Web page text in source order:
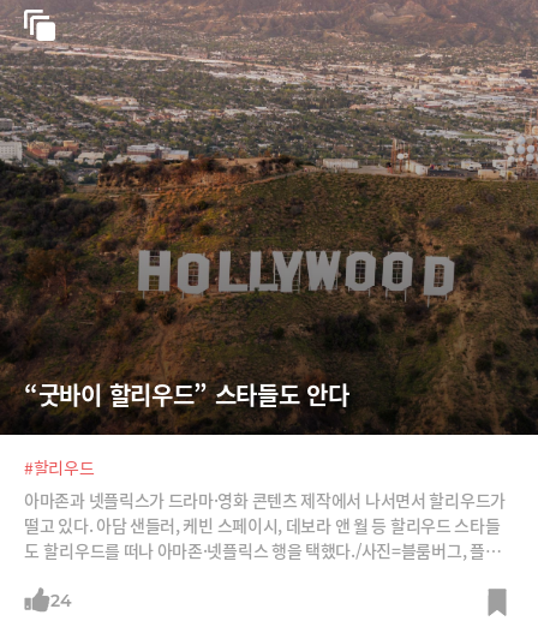
“굿바이 할리우드” 스타들도 안다
#할리우드
아마존과 넷플릭스가 드라마·영화 콘텐츠 제작에서 나서면서 할리우드가
떨고 있다. 아담 샌들러, 케빈 스페이시, 데보라 앤 월 등 할리우드 스타들
도 할리우드를 떠나 아마존·넷플릭스 행을 택했다./사진=블룸버그, 플리
24